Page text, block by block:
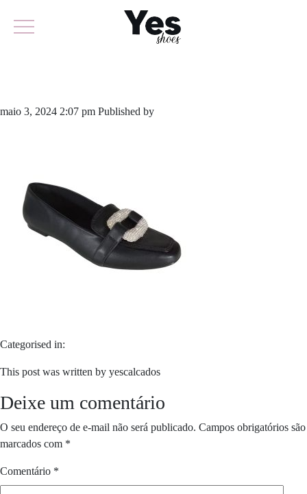
maio 3, 2024 2:07 pm Published by
Categorised in:
This post was written by yescalcados
Deixe um comentário
O seu endereço de e-mail não será publicado. Campos obrigatórios são
marcados com *
Comentário *